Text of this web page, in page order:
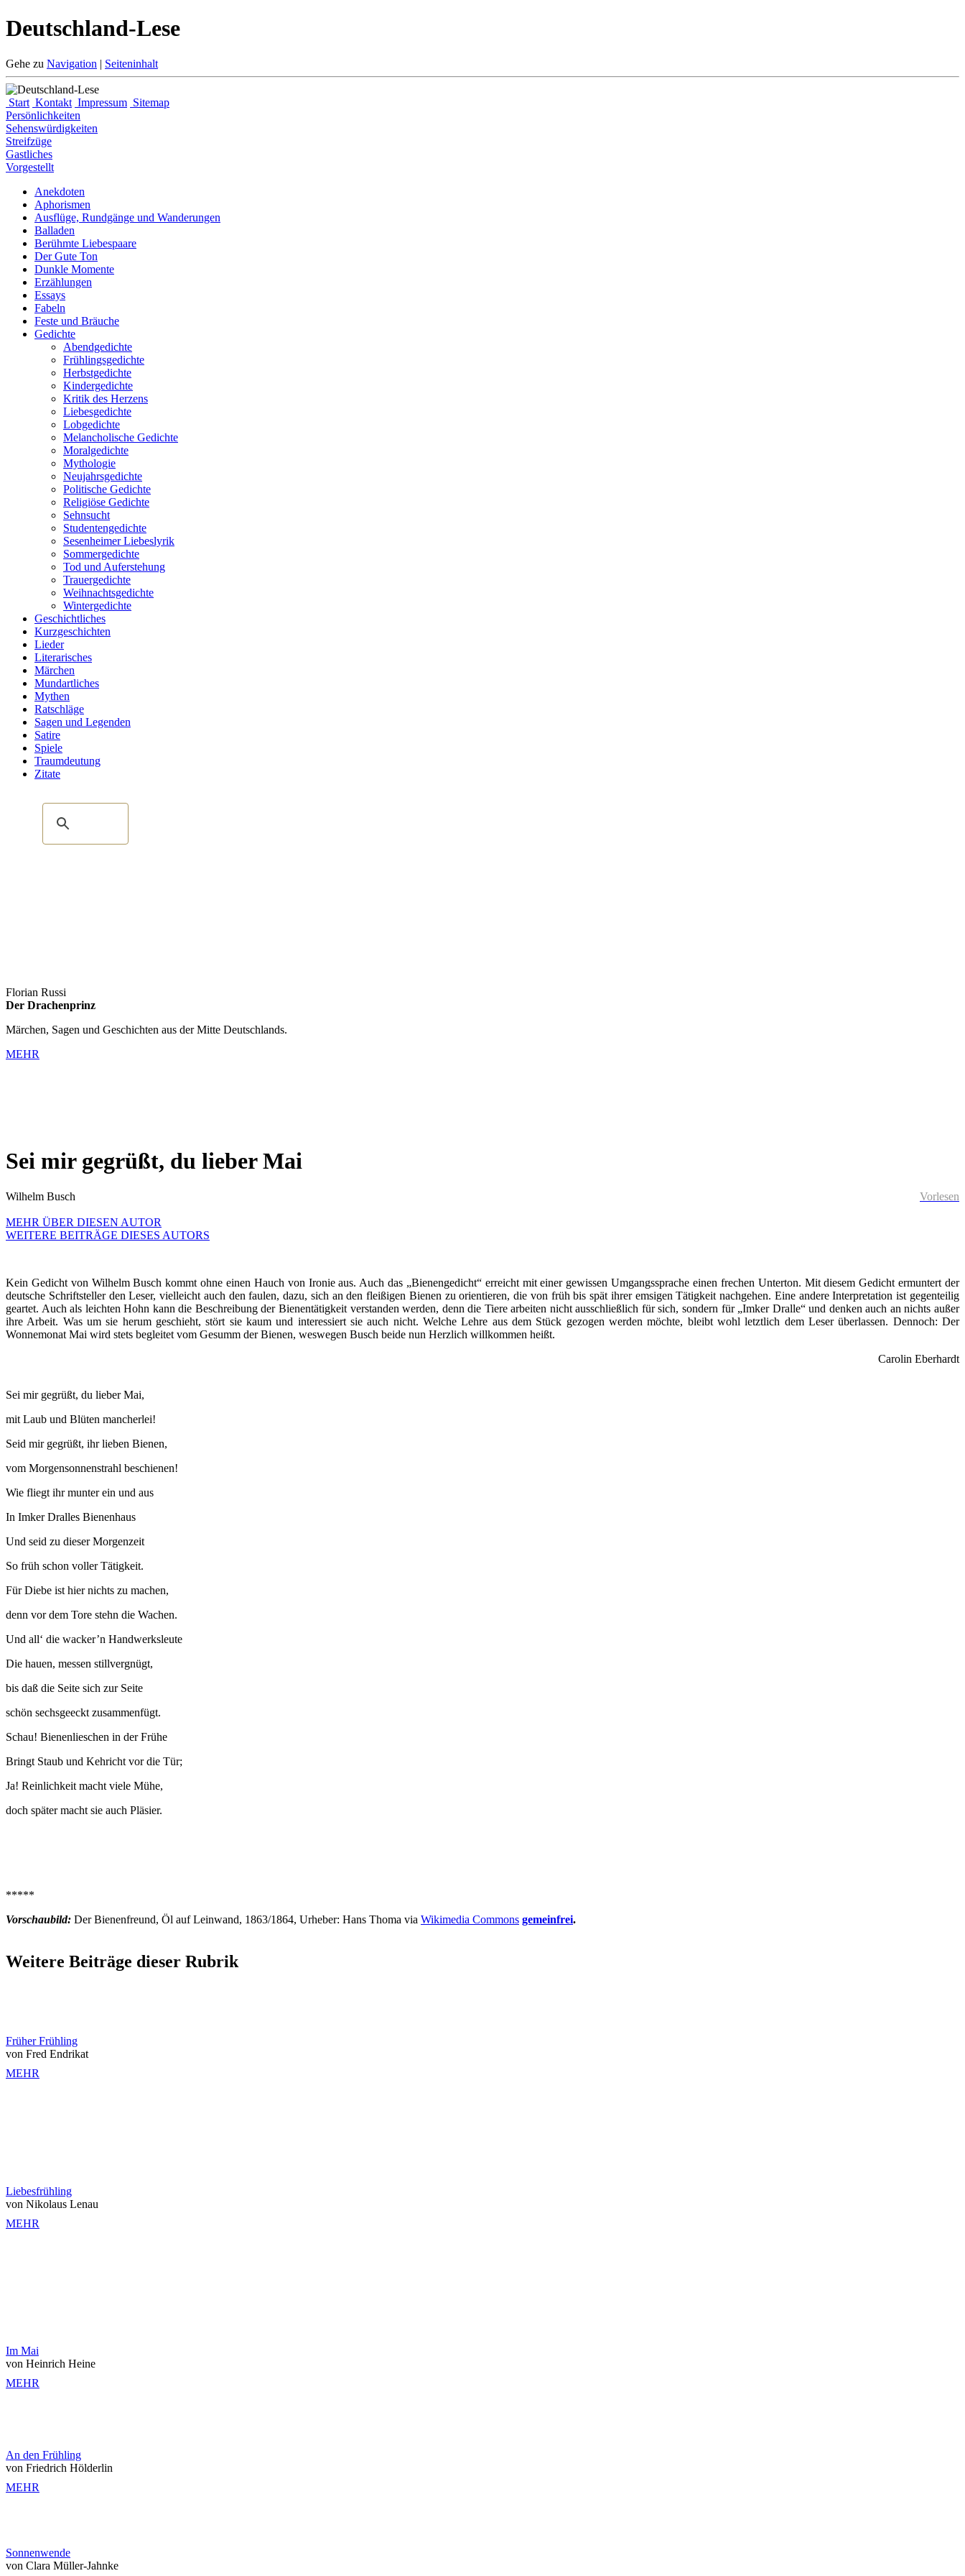
Deutschland-Lese
Gehe zu Navigation | Seiteninhalt
Start Kontakt Impressum Sitemap
Persönlichkeiten
Sehenswürdigkeiten
Streifzüge
Gastliches
Vorgestellt
Anekdoten
Aphorismen
Ausflüge, Rundgänge und Wanderungen
Balladen
Berühmte Liebespaare
Der Gute Ton
Dunkle Momente
Erzählungen
Essays
Fabeln
Feste und Bräuche
Gedichte
Abendgedichte
Frühlingsgedichte
Herbstgedichte
Kindergedichte
Kritik des Herzens
Liebesgedichte
Lobgedichte
Melancholische Gedichte
Moralgedichte
Mythologie
Neujahrsgedichte
Politische Gedichte
Religiöse Gedichte
Sehnsucht
Studentengedichte
Sesenheimer Liebeslyrik
Sommergedichte
Tod und Auferstehung
Trauergedichte
Weihnachtsgedichte
Wintergedichte
Geschichtliches
Kurzgeschichten
Lieder
Literarisches
Märchen
Mundartliches
Mythen
Ratschläge
Sagen und Legenden
Satire
Spiele
Traumdeutung
Zitate
Florian Russi
Der Drachenprinz
Märchen, Sagen und Geschichten aus der Mitte Deutschlands.
MEHR
Sei mir gegrüßt, du lieber Mai
Vorlesen
Wilhelm Busch
MEHR ÜBER DIESEN AUTOR
WEITERE BEITRÄGE DIESES AUTORS
Kein Gedicht von Wilhelm Busch kommt ohne einen Hauch von Ironie aus. Auch das „Bienengedicht“ erreicht mit einer gewissen Umgangssprache einen frechen Unterton. Mit diesem Gedicht ermuntert der
deutsche Schriftsteller den Leser, vielleicht auch den faulen, dazu, sich an den fleißigen Bienen zu orientieren, die von früh bis spät ihrer emsigen Tätigkeit nachgehen. Eine andere Interpretation ist gegenteilig
geartet. Auch als leichten Hohn kann die Beschreibung der Bienentätigkeit verstanden werden, denn die Tiere arbeiten nicht ausschließlich für sich, sondern für „Imker Dralle“ und denken auch an nichts außer
ihre Arbeit. Was um sie herum geschieht, stört sie kaum und interessiert sie auch nicht. Welche Lehre aus dem Stück gezogen werden möchte, bleibt wohl letztlich dem Leser überlassen. Dennoch: Der
Wonnemonat Mai wird stets begleitet vom Gesumm der Bienen, weswegen Busch beide nun Herzlich willkommen heißt.
Carolin Eberhardt
Sei mir gegrüßt, du lieber Mai,
mit Laub und Blüten mancherlei!
Seid mir gegrüßt, ihr lieben Bienen,
vom Morgensonnenstrahl beschienen!
Wie fliegt ihr munter ein und aus
In Imker Dralles Bienenhaus
Und seid zu dieser Morgenzeit
So früh schon voller Tätigkeit.
Für Diebe ist hier nichts zu machen,
denn vor dem Tore stehn die Wachen.
Und all‘ die wacker’n Handwerksleute
Die hauen, messen stillvergnügt,
bis daß die Seite sich zur Seite
schön sechsgeeckt zusammenfügt.
Schau! Bienenlieschen in der Frühe
Bringt Staub und Kehricht vor die Tür;
Ja! Reinlichkeit macht viele Mühe,
doch später macht sie auch Pläsier.
*****
Vorschaubild: Der Bienenfreund, Öl auf Leinwand, 1863/1864, Urheber: Hans Thoma via Wikimedia Commons gemeinfrei.
Weitere Beiträge dieser Rubrik
Früher Frühling
von Fred Endrikat
MEHR
Liebesfrühling
von Nikolaus Lenau
MEHR
Im Mai
von Heinrich Heine
MEHR
An den Frühling
von Friedrich Hölderlin
MEHR
Sonnenwende
von Clara Müller-Jahnke